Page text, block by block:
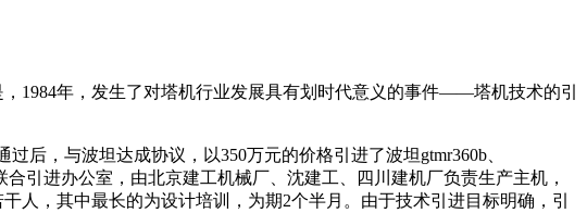
1984年，发生了对塔机行业发展具有划时代意义的事件——塔机技术的引
后，与波坦达成协议，以350万元的价格引进了波坦gtmr360b、
引进办公室，由北京建工机械厂、沈建工、四川建机厂负责生产主机，
，其中最长的为设计培训，为期2个半月。由于技术引进目标明确，引